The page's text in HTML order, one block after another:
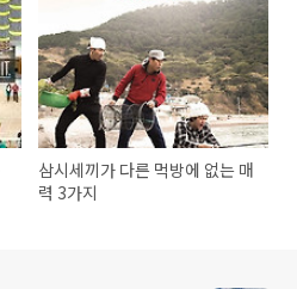
삼시세끼가 다른 먹방에 없는 매
력 3가지